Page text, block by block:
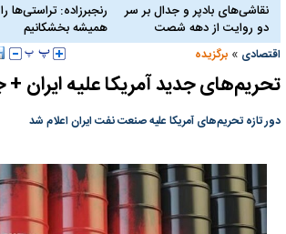
نقاشی‌های بادپر و جدال بر سر
دو روایت از دهه شصت
رنجبرزاده: تراستی‌ها
همیشه بخشکانیم
اقتصادی » برگزیده
تحریم‌های جدید آمریکا علیه ایران +
دور تازه تحریم‌های آمریکا علیه صنعت نفت ایران اعلام شد
چرا رویای آمریکایی سرنگونی رژیم و
پرده تجارت پهپاد‌ ۱۵۰۰ دلاری که
واشنگتن را زمین زد
مطالعه رفتار